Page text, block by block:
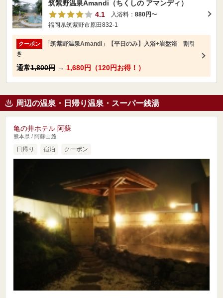
筑紫野温泉Amandi（ちくしの アマンディ）
4.1
入浴料： 880円〜
福岡県筑紫野市原田832-1
クーポン
「筑紫野温泉Amandi」【平日のみ】入浴+岩盤浴 割引
き
通常1,800円 → 1,680円（120円お得！）
周辺の温泉・日帰り温泉・スーパー銭湯
亀の井ホテル 阿蘇
熊本県 / 阿蘇山麓
日帰り 宿泊 クーポン